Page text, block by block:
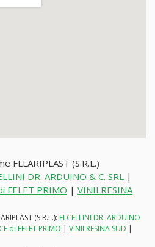
FLLARIPLAST (S.R.L.)
DR. ARDUINO & C. SRL |
FELET PRIMO | VINILRESINA
(S.R.L.): FLCELLINI DR. ARDUINO
di FELET PRIMO | VINILRESINA SUD |